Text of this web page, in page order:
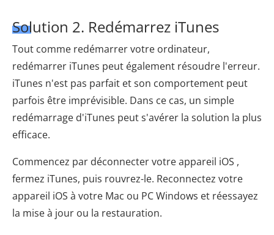
Solution 2. Redémarrez iTunes
Tout comme redémarrer votre ordinateur,
redémarrer iTunes peut également résoudre l'erreur.
iTunes n'est pas parfait et son comportement peut
parfois être imprévisible. Dans ce cas, un simple
redémarrage d'iTunes peut s'avérer la solution la plus
efficace.
Commencez par déconnecter votre appareil iOS ,
fermez iTunes, puis rouvrez-le. Reconnectez votre
appareil iOS à votre Mac ou PC Windows et réessayez
la mise à jour ou la restauration.